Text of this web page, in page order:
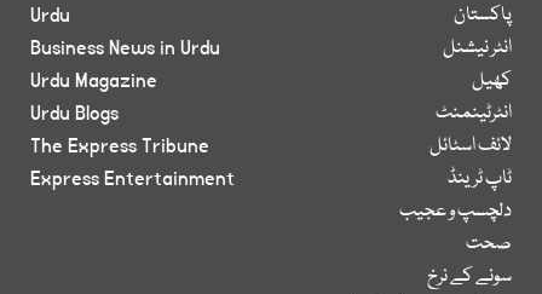
پاکستان
انٹر نیشنل
کھیل
انٹرٹینمنٹ
لائف اسٹائل
ٹاپ ٹرینڈ
دلچسپ و عجیب
صحت
سونے کے نرخ
Urdu
Business News in Urdu
Urdu Magazine
Urdu Blogs
The Express Tribune
Express Entertainment